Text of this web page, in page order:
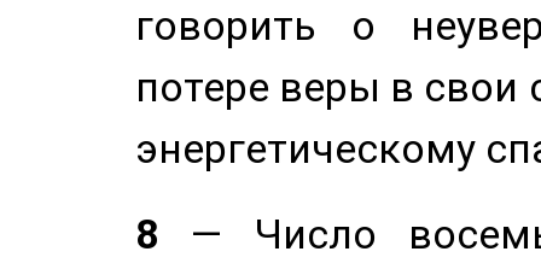
говорить о
потере веры в свои
энергетическому
8 — Число